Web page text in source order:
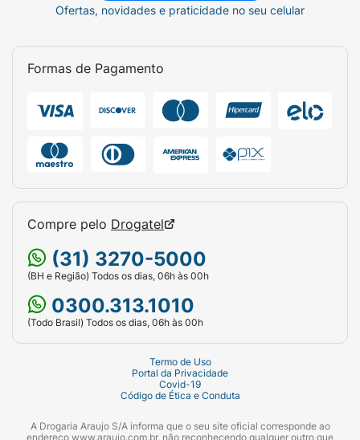
Ofertas, novidades e praticidade no seu celular
Formas de Pagamento
Compre pelo Drogatel
(31) 3270-5000
(BH e Região) Todos os dias, 06h às 00h
0300.313.1010
(Todo Brasil) Todos os dias, 06h às 00h
Termo de Uso
Portal da Privacidade
Covid-19
Código de Ética e Conduta
A Drogaria Araujo S/A informa que o seu site oficial corresponde ao
endereço www.araujo.com.br, não reconhecendo qualquer outro que